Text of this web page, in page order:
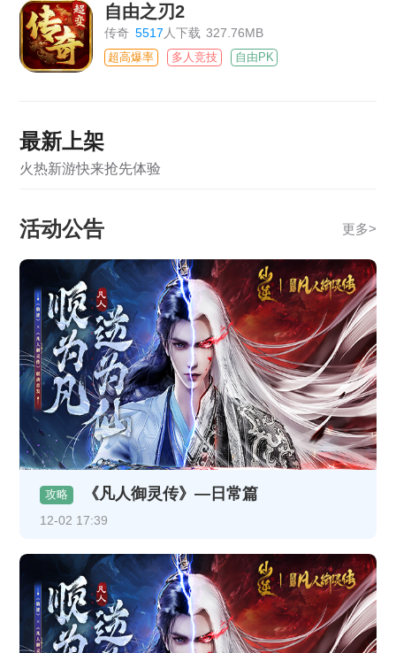
自由之刃2
传奇 5517人下载 327.76MB
超高爆率 多人竞技 自由PK
最新上架
火热新游快来抢先体验
活动公告 更多>
攻略 《凡人御灵传》—日常篇
12-02 17:39